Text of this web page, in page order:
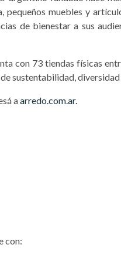
pequeños muebles y
de bienestar a sus
con 73 tiendas físicas
sustentabilidad, diversidad
aarredo.com.ar.
con: